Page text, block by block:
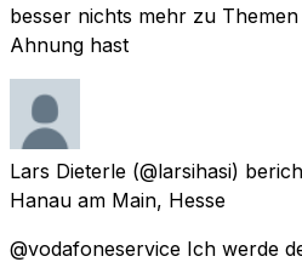
besser nichts mehr zu
Ahnung hast
Lars Dieterle (@larsihasi)
Hanau am Main, Hesse
@vodafoneservice Ich werde